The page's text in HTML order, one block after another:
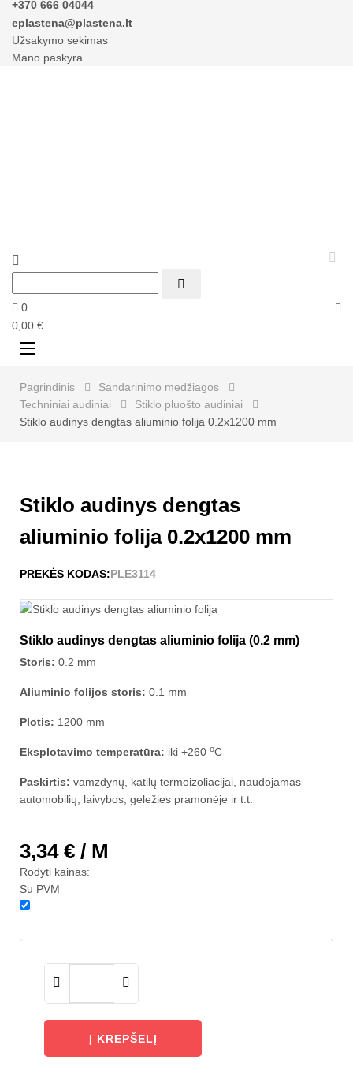
+370 666 04044
eplastena@plastena.lt
Užsakymo sekimas
Mano paskyra



0
0,00 €
Perjungti
☰
Pagrindinis
Sandarinimo medžiagos
Techniniai audiniai
Stiklo pluošto audiniai
Stiklo audinys dengtas aliuminio folija 0.2x1200 mm
Stiklo audinys dengtas
aliuminio folija 0.2x1200 mm
PREKĖS KODAS:PLE3114
Stiklo audinys dengtas aliuminio folija (0.2 mm)
Storis: 0.2 mm
Aliuminio folijos storis: 0.1 mm
Plotis: 1200 mm
Eksplotavimo temperatūra: iki +260 oC
Paskirtis: vamzdynų, katilų termoizoliacijai, naudojamas
automobilių, laivybos, geležies pramonėje ir t.t.
3,34 € / M
Rodyti kainas:
Su PVM
Į KREPŠELĮ